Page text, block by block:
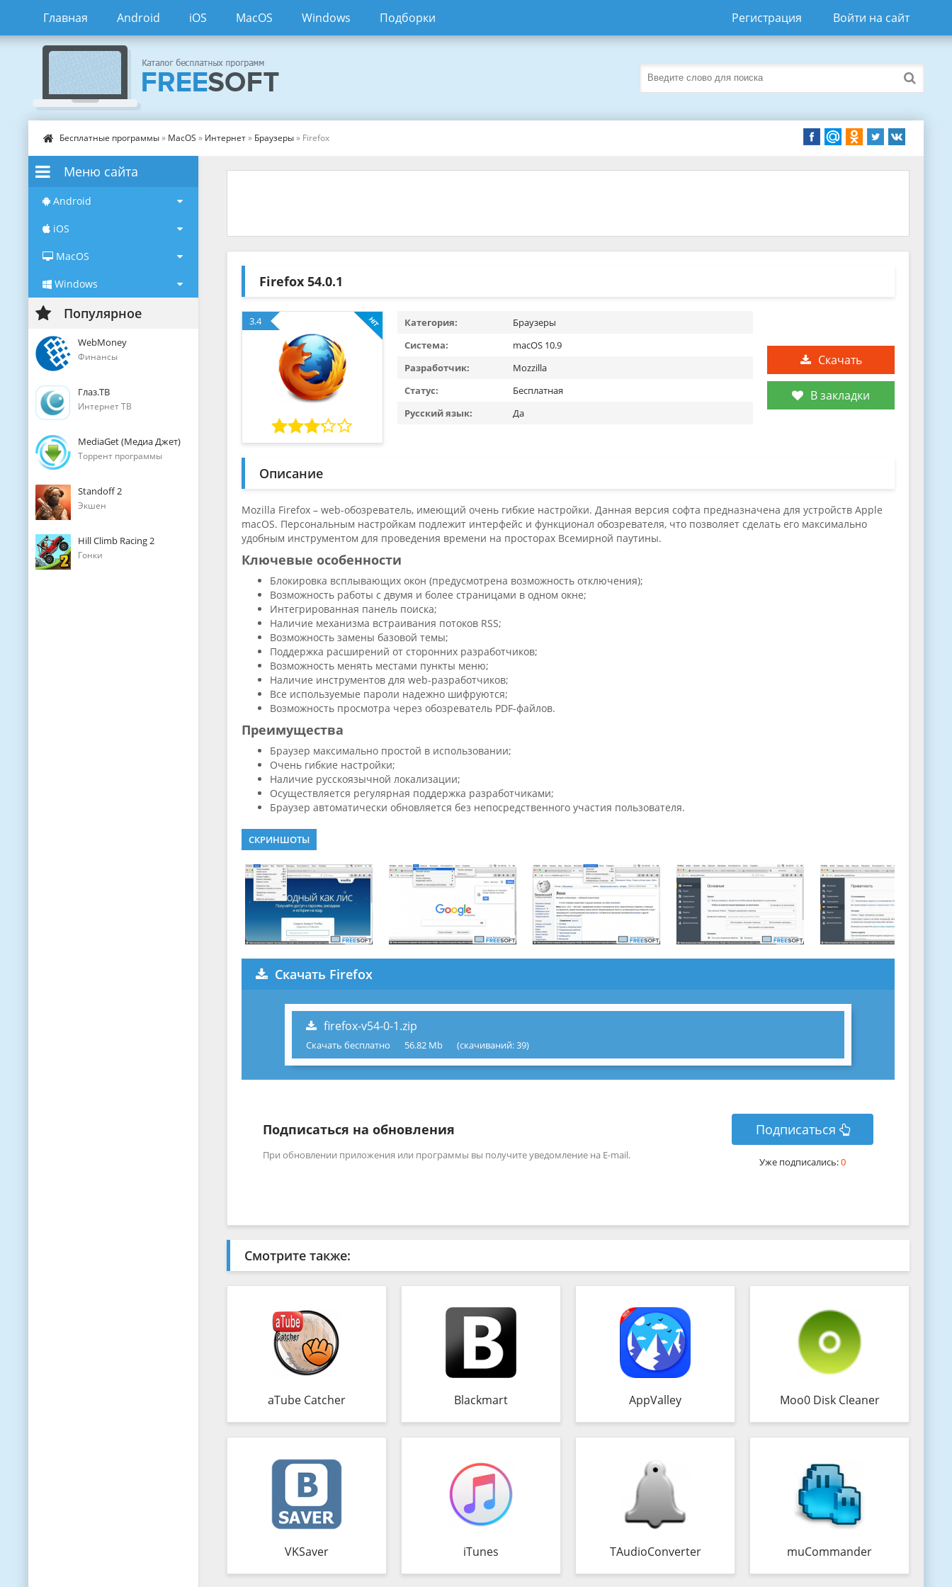
Главная Android iOS MacOS Windows Подборки Регистрация Войти на сайт
Бесплатные программы» MacOS » Интернет» Браузеры» Firefox
Меню сайта
Android
iOS
MacOS
Windows
Популярное
WebMoney
Финансы
Глаз.ТВ
Интернет ТВ
MediaGet (Медиа Джет)
Торрент программы
Standoff 2
Экшен
Hill Climb Racing 2
Гонки
Firefox 54.0.1
3.4
Скачать
В закладки
Категория:
Браузеры
Система:
macOS 10.9
Разработчик:
Mozzilla
Статус:
Бесплатная
Русский язык:
Да
Описание
Mozilla Firefox – web-обозреватель, имеющий очень гибкие настройки. Данная версия софта предназначена для устройств Apple
macOS. Персональным настройкам подлежит интерфейс и функционал обозревателя, что позволяет сделать его максимально
удобным инструментом для проведения времени на просторах Всемирной паутины.
Ключевые особенности
Блокировка всплывающих окон (предусмотрена возможность отключения);
Возможность работы с двумя и более страницами в одном окне;
Интегрированная панель поиска;
Наличие механизма встраивания потоков RSS;
Возможность замены базовой темы;
Поддержка расширений от сторонних разработчиков;
Возможность менять местами пункты меню;
Наличие инструментов для web-разработчиков;
Все используемые пароли надежно шифруются;
Возможность просмотра через обозреватель PDF-файлов.
Преимущества
Браузер максимально простой в использовании;
Очень гибкие настройки;
Наличие русскоязычной локализации;
Осуществляется регулярная поддержка разработчиками;
Браузер автоматически обновляется без непосредственного участия пользователя.
СКРИНШОТЫ
Скачать Firefox
firefox-v54-0-1.zip
Скачать бесплатно 56.82 Mb (cкачиваний: 39)
Подписаться на обновления
При обновлении приложения или программы вы получите уведомление на E-mail.
Подписаться
Уже подписались:0
Смотрите также:
aTube Catcher Blackmart AppValley Moo0 Disk Cleaner
VKSaver iTunes TAudioConverter muCommander